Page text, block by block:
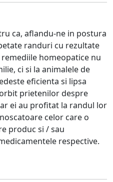
ca, aflandu-ne in postura
randuri cu rezultate
homeopatice nu
ci si la animalele de
eficienta si lipsa
prietenilor despre
ei au profitat la randul lor
celor care o
produc si / sau
respective.